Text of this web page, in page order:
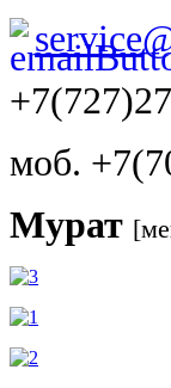
моб.
Мурат